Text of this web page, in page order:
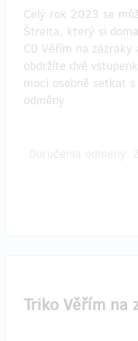
Celý rok 2023 se
Štreita, který si
CD Věřím na
obdržíte dvě
moci osobně setkat
odměny.
Triko Věřím na